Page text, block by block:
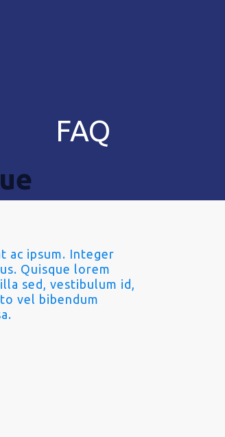
FAQ
ac ipsum. Integer
Quisque lorem
sed, vestibulum id,
vel bibendum